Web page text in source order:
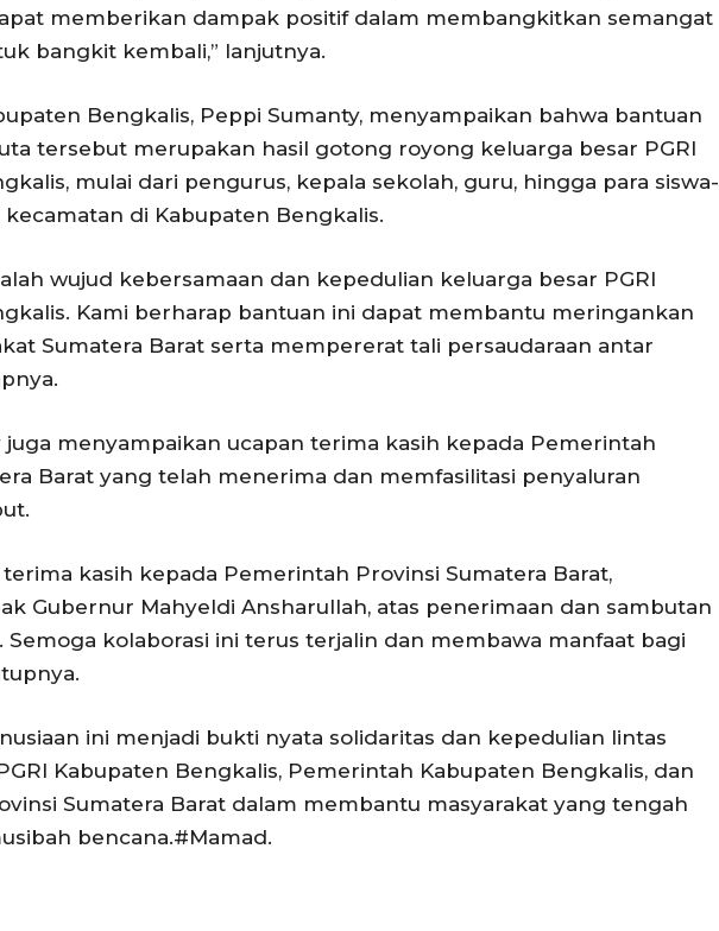
memberikan dampak positif dalam membangkitkan semangat
bangkit kembali,” lanjutnya.
Bengkalis, Peppi Sumanty, menyampaikan bahwa bantuan
tersebut merupakan hasil gotong royong keluarga besar PGRI
mulai dari pengurus, kepala sekolah, guru, hingga para siswa-
kecamatan di Kabupaten Bengkalis.
wujud kebersamaan dan kepedulian keluarga besar PGRI
Kami berharap bantuan ini dapat membantu meringankan
Sumatera Barat serta mempererat tali persaudaraan antar
juga menyampaikan ucapan terima kasih kepada Pemerintah
Barat yang telah menerima dan memfasilitasi penyaluran
terima kasih kepada Pemerintah Provinsi Sumatera Barat,
Gubernur Mahyeldi Ansharullah, atas penerimaan dan sambutan
Semoga kolaborasi ini terus terjalin dan membawa manfaat bagi
ini menjadi bukti nyata solidaritas dan kepedulian lintas
Kabupaten Bengkalis, Pemerintah Kabupaten Bengkalis, dan
Sumatera Barat dalam membantu masyarakat yang tengah
bencana.#Mamad.